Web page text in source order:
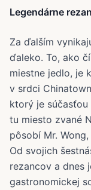
Legendárne
Za ďalším
ďaleko. To, ako
miestne jedlo, je
v srdci
ktorý je súčasťou
tu miesto zvané
pôsobí Mr.
Od svojich
rezancov a dnes
gastronomickej